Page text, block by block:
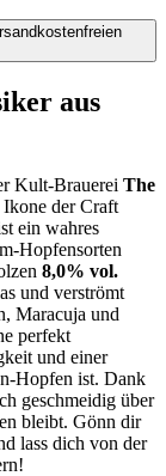
aus
Kult-Brauerei The
der Craft
ein wahres
Hopfensorten
8,0% vol.
und verströmt
Maracuja und
perfekt
und einer
Hopfen ist. Dank
geschmeidig über
bleibt. Gönn dir
lass dich von der